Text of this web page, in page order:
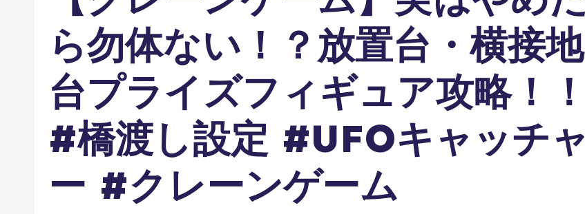
ら勿体ない！？放置台・横接地
台プライズフィギュア攻略！！
#橋渡し設定 #UFOキャッチャ
ー #クレーンゲーム